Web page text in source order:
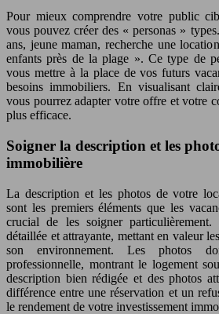
Pour mieux comprendre votre public
vous pouvez créer des « personas »
ans, jeune maman, recherche une
enfants près de la plage ». Ce type de
vous mettre à la place de vos futurs
besoins immobiliers. En visualisant
vous pourrez adapter votre offre et votre
plus efficace.
Soigner la description et les
immobilière
La description et les photos de votre
sont les premiers éléments que les
crucial de les soigner
détaillée et attrayante, mettant en valeur
son environnement. Les photos
professionnelle, montrant le logement
description bien rédigée et des photos
différence entre une réservation et un
le rendement de votre investissement